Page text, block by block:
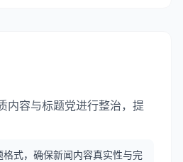
内容与标题党进行整治，提
式，确保新闻内容真实性与完